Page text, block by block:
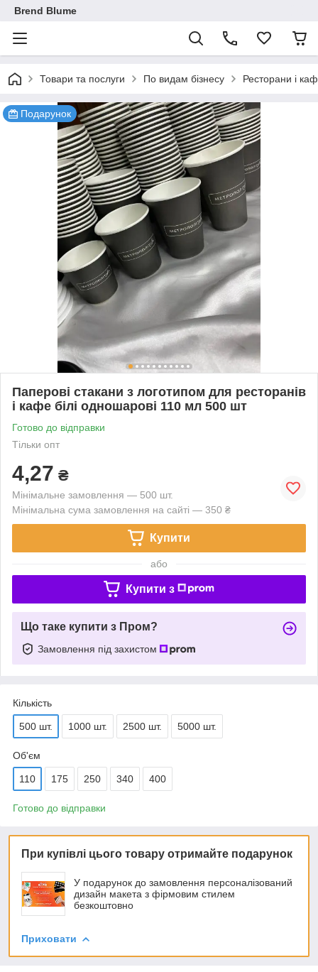
Brend Blume
Товари та послуги По видам бізнесу Ресторани і
Подарунок
Паперові стакани з логотипом для ресторанів
і кафе білі одношарові 110 мл 500 шт
Готово до відправки
Тільки опт
4,27 ₴
Мінімальне замовлення — 500 шт.
Мінімальна сума замовлення на сайті — 350 ₴
Купити
або
Купити з
Що таке купити з Пром?
Замовлення під захистом
Кількість
500 шт. 1000 шт. 2500 шт. 5000 шт.
Об'єм
110 175 250 340 400
Готово до відправки
При купівлі цього товару отримайте подарунок
У подарунок до замовлення персоналізований
дизайн макета з фірмовим стилем
безкоштовно
Приховати